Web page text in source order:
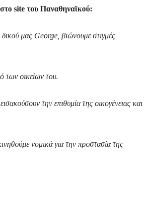
site του Παναθηναϊκού:
μας George, βιώνουμε στιγμές
των οικείων του.
την επιθυμία της οικογένειας και
νομικά για την προστασία της